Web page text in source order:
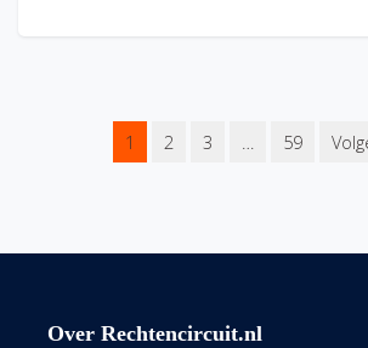
1 2 3 … 59
Over Rechtencircuit.nl